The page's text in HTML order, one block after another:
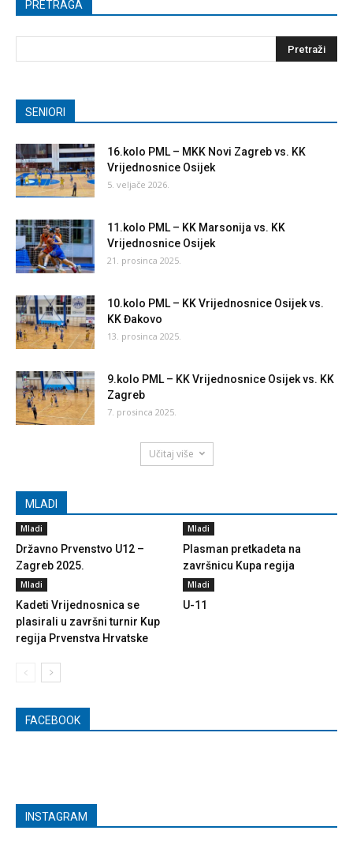
PRETRAGA
SENIORI
16.kolo PML – MKK Novi Zagreb vs. KK
Vrijednosnice Osijek
5. veljače 2026.
11.kolo PML – KK Marsonija vs. KK
Vrijednosnice Osijek
21. prosinca 2025.
10.kolo PML – KK Vrijednosnice Osijek vs.
KK Đakovo
13. prosinca 2025.
9.kolo PML – KK Vrijednosnice Osijek vs. KK
Zagreb
7. prosinca 2025.
Učitaj više
MLADI
Mladi
Državno Prvenstvo U12 –
Zagreb 2025.
Mladi
Plasman pretkadeta na
završnicu Kupa regija
Mladi
Kadeti Vrijednosnica se
plasirali u završni turnir Kup
regija Prvenstva Hrvatske
Mladi
U-11
FACEBOOK
INSTAGRAM